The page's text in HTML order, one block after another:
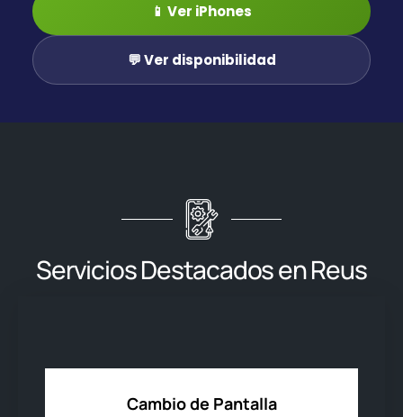
📱 Ver iPhones
💬 Ver disponibilidad
Servicios Destacados en Reus
Cambio de Pantalla